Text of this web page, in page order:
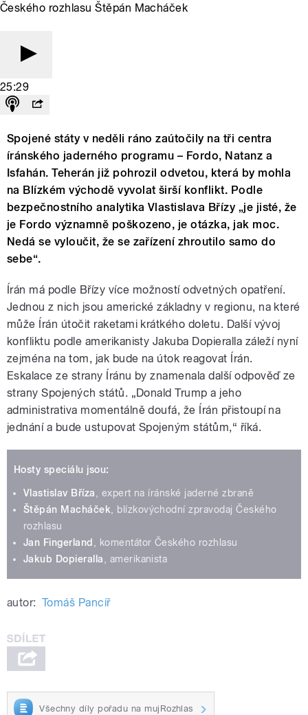
Českého rozhlasu Štěpán Macháček
25:29
Spojené státy v neděli ráno zaútočily na tři centra
íránského jaderného programu – Fordo, Natanz a
Isfahán. Teherán již pohrozil odvetou, která by mohla
na Blízkém východě vyvolat širší konflikt. Podle
bezpečnostního analytika Vlastislava Břízy „je jisté, že
je Fordo významně poškozeno, je otázka, jak moc.
Nedá se vyloučit, že se zařízení zhroutilo samo do
sebe“.
Írán má podle Břízy více možností odvetných opatření.
Jednou z nich jsou americké základny v regionu, na které
může Írán útočit raketami krátkého doletu. Další vývoj
konfliktu podle amerikanisty Jakuba Dopieralla záleží nyní
zejména na tom, jak bude na útok reagovat Írán.
Eskalace ze strany Íránu by znamenala další odpověď ze
strany Spojených států. „Donald Trump a jeho
administrativa momentálně doufá, že Írán přistoupí na
jednání a bude ustupovat Spojeným státům,“ říká.
Hosty speciálu jsou:
Vlastislav Bříza
, expert na íránské jaderné zbraně
Štěpán Macháček , blízkovýchodní zpravodaj Českého
rozhlasu
Jan Fingerland
, komentátor Českého rozhlasu
Jakub Dopieralla
, amerikanista
autor: Tomáš Pancíř
Všechny díly pořadu na mujRozhlas